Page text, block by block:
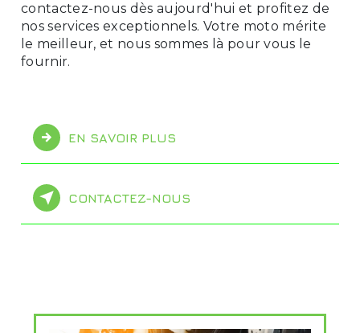
contactez-nous dès aujourd'hui et profitez de
nos services exceptionnels. Votre moto mérite
le meilleur, et nous sommes là pour vous le
fournir.
EN SAVOIR PLUS
CONTACTEZ-NOUS